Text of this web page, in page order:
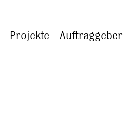
Projekte Auftraggeber